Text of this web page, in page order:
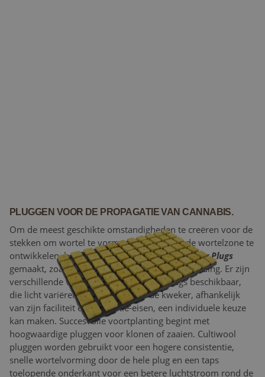
PLUGGEN VOOR DE PROPAGATIE VAN CANNABIS.
Om de meest geschikte omstandigheden te creëren voor de
stekken om wortel te vormen en een gezonde wortelzone te
ontwikkelen, heeft Cultiwool de CannabisStarter Plugs
gemaakt, zoals te zien is op de bijgaande afbeelding. Er zijn
verschillende varianten van de Starter Plugs beschikbaar,
die licht variëren in grootte, zodat de kweker, afhankelijk
van zijn faciliteit en productie-eisen, een individuele keuze
kan maken. Succesvolle voortplanting begint met
hoogwaardige pluggen voor klonen of zaaien. Cultiwool
pluggen worden gebruikt voor een hogere consistentie,
snelle wortelvorming door de hele plug en een taps
toelopende onderkant voor een betere luchtstroom rond de